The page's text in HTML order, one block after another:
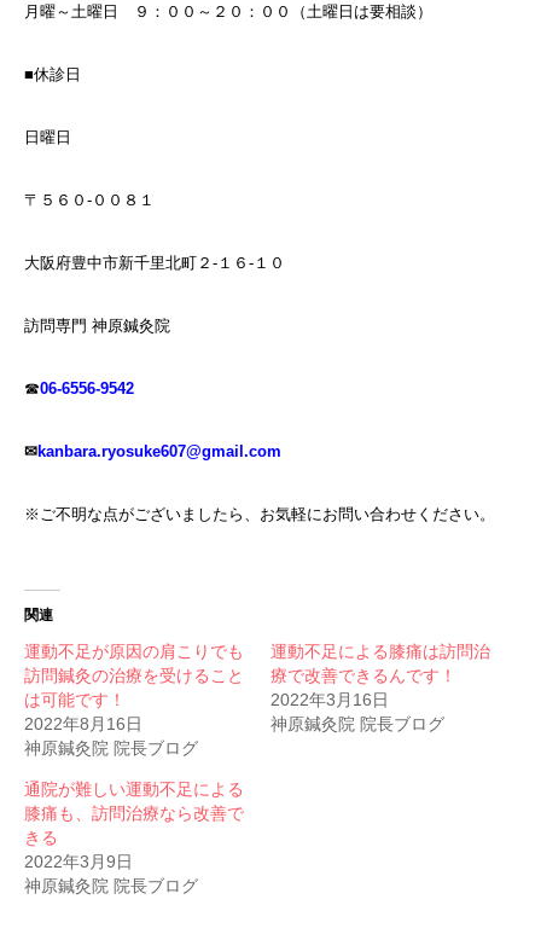
月曜～土曜日 ９：００～２０：００（土曜日は要相談）
■休診日
日曜日
〒５６０-００８１
大阪府豊中市新千里北町２-１６-１０
訪問専門 神原鍼灸院
☎06-6556-9542
✉kanbara.ryosuke607@gmail.com
※ご不明な点がございましたら、お気軽にお問い合わせください。
関連
運動不足が原因の肩こりでも
訪問鍼灸の治療を受けること
は可能です！
2022年8月16日
神原鍼灸院 院長ブログ
運動不足による膝痛は訪問治
療で改善できるんです！
2022年3月16日
神原鍼灸院 院長ブログ
通院が難しい運動不足による
膝痛も、訪問治療なら改善で
きる
2022年3月9日
神原鍼灸院 院長ブログ